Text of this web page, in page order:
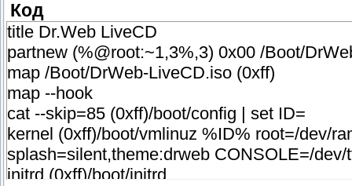
Код
title Dr.Web LiveCD
partnew (%@root:~1,3%,3) 0x00 /Boot/
map /Boot/DrWeb-LiveCD.iso (0xff)
map --hook
cat --skip=85 (0xff)/boot/config | set ID=
kernel (0xff)/boot/vmlinuz %ID% root=/dev/
splash=silent,theme:drweb CONSOLE=/
initrd (0xff)/boot/initrd